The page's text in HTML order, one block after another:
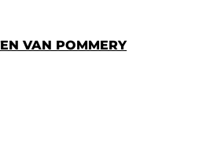
VAN POMMERY